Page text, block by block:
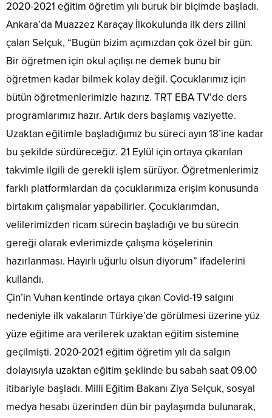
2020-2021 eğitim öğretim yılı buruk bir biçimde başladı.
Ankara’da Muazzez Karaçay İlkokulunda ilk ders zilini
çalan Selçuk, “Bugün bizim açımızdan çok özel bir gün.
Bir öğretmen için okul açılışı ne demek bunu bir
öğretmen kadar bilmek kolay değil. Çocuklarımız için
bütün öğretmenlerimizle hazırız. TRT EBA TV’de ders
programlarımız hazır. Artık ders başlamış vaziyette.
Uzaktan eğitimle başladığımız bu süreci ayın 18’ine kadar
bu şekilde sürdüreceğiz. 21 Eylül için ortaya çıkarılan
takvimle ilgili de gerekli işlem sürüyor. Öğretmenlerimiz
farklı platformlardan da çocuklarımıza erişim konusunda
birtakım çalışmalar yapabilirler. Çocuklarımdan,
velilerimizden ricam sürecin başladığı ve bu sürecin
gereği olarak evlerimizde çalışma köşelerinin
hazırlanması. Hayırlı uğurlu olsun diyorum” ifadelerini
kullandı.
Çin’in Vuhan kentinde ortaya çıkan Covid-19 salgını
nedeniyle ilk vakaların Türkiye’de görülmesi üzerine yüz
yüze eğitime ara verilerek uzaktan eğitim sistemine
geçilmişti. 2020-2021 eğitim öğretim yılı da salgın
dolayısıyla uzaktan eğitim şeklinde bu sabah saat 09.00
itibariyle başladı. Milli Eğitim Bakanı Ziya Selçuk, sosyal
medya hesabı üzerinden dün bir paylaşımda bulunarak,